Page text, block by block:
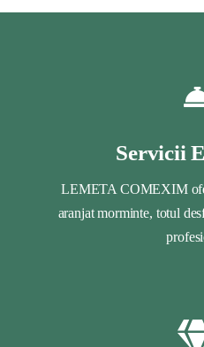
Servicii
LEMETA COMEXIM
aranjat morminte, totul